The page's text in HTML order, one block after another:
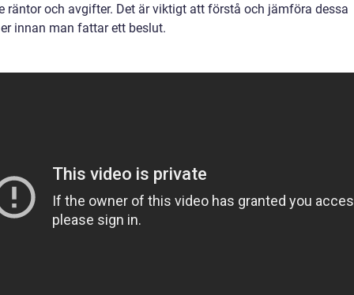
räntor och avgifter. Det är viktigt att förstå och jämföra dessa
innan man fattar ett beslut.